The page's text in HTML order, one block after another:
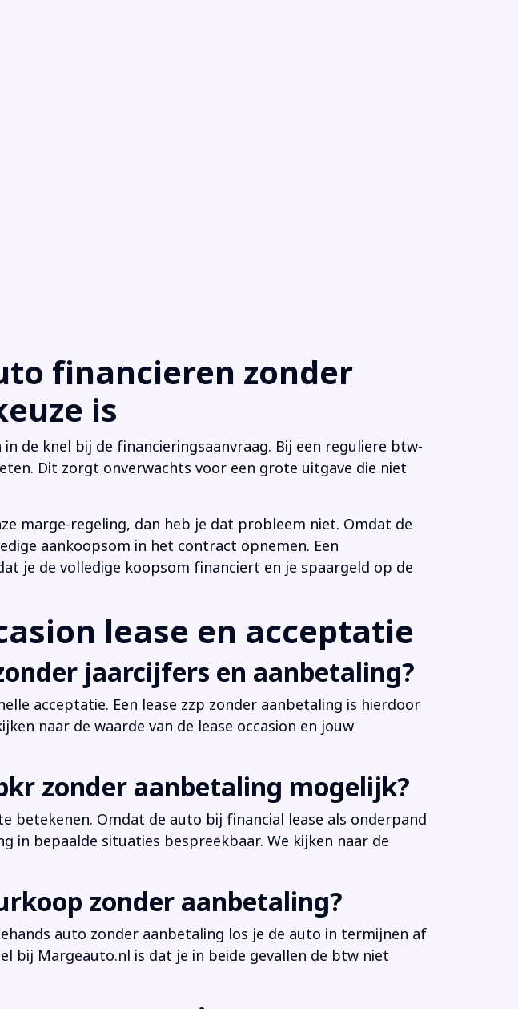
financieren zonder
is
de knel bij de financieringsaanvraag. Bij een reguliere btw-
Dit zorgt onverwachts voor een grote uitgave die niet
marge-regeling, dan heb je dat probleem niet. Omdat de
aankoopsom in het contract opnemen. Een
je de volledige koopsom financiert en je spaargeld op de
lease en acceptatie
jaarcijfers en aanbetaling?
acceptatie. Een lease zzp zonder aanbetaling is hierdoor
naar de waarde van de lease occasion en jouw
zonder aanbetaling mogelijk?
betekenen. Omdat de auto bij financial lease als onderpand
in bepaalde situaties bespreekbaar. We kijken naar de
zonder aanbetaling?
auto zonder aanbetaling los je de auto in termijnen af
bij Margeauto.nl is dat je in beide gevallen de btw niet